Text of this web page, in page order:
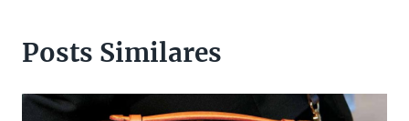
Posts Similares